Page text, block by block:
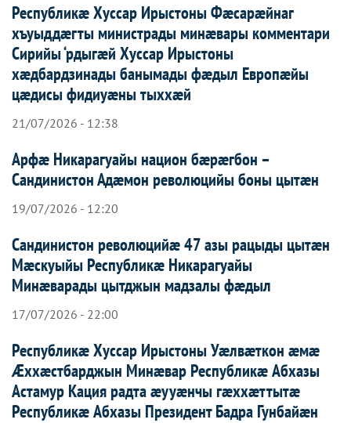
Республикæ Хуссар Ирыстоны Фæсарæйнаг
хъуыддæгты министрады минæвары комментари
Сирийы ‘рдыгæй Хуссар Ирыcтоны
хæдбардзинады банымады фæдыл Европæйы
цæдисы фидиуæны тыххæй
21/07/2026 - 12:38
Арфæ Никарагуайы национ бæрæгбон –
Сандинистон Адæмон революцийы боны цытæн
19/07/2026 - 12:20
Сандинистон революцийæ 47 азы рацыды цытæн
Мæскуыйы Республикæ Никарагуайы
Минæварады цытджын мадзалы фæдыл
17/07/2026 - 22:00
Республикæ Хуссар Ирыстоны Уæлвæткон æмæ
Æххæстбарджын Минæвар Республикæ Абхазы
Астамур Кация радта æууæнчы гæххæттытæ
Республикæ Абхазы Президент Бадра Гунбайæн